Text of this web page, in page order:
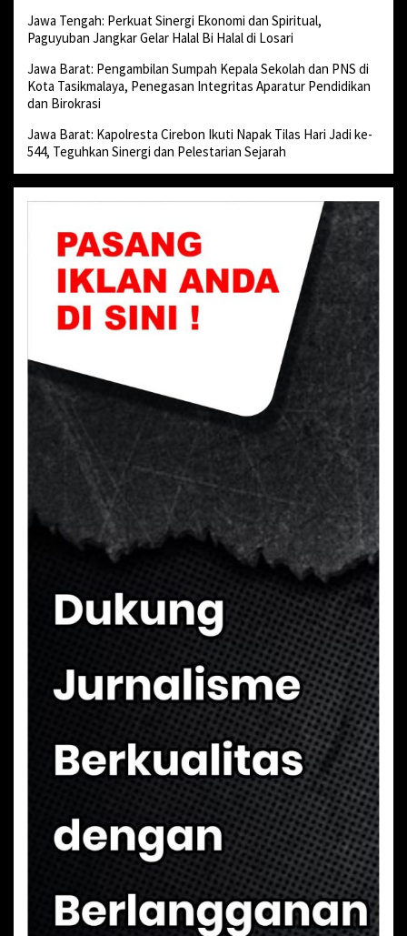
Jawa Tengah: Perkuat Sinergi Ekonomi dan Spiritual,
Paguyuban Jangkar Gelar Halal Bi Halal di Losari
Jawa Barat: Pengambilan Sumpah Kepala Sekolah dan PNS di
Kota Tasikmalaya, Penegasan Integritas Aparatur Pendidikan
dan Birokrasi
Jawa Barat: Kapolresta Cirebon Ikuti Napak Tilas Hari Jadi ke-
544, Teguhkan Sinergi dan Pelestarian Sejarah